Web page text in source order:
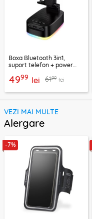
Boxa Bluetooth 3in1,
suport telefon + power
BR200
4999 lei 6199 lei
VEZI MAI MULTE
Alergare
-7%